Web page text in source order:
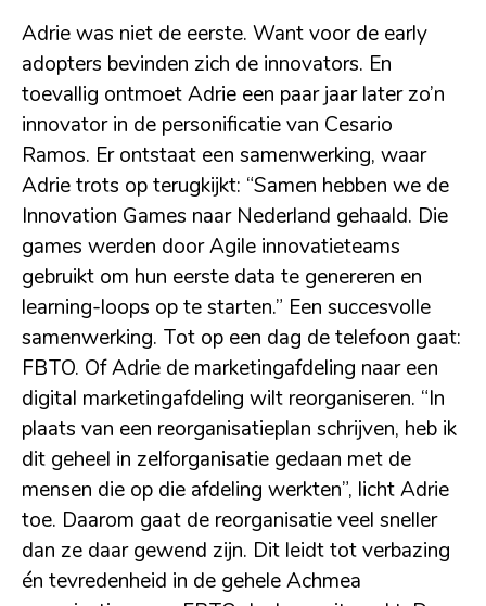
Adrie was niet de eerste. Want voor de early
adopters bevinden zich de innovators. En
toevallig ontmoet Adrie een paar jaar later zo’n
innovator in de personificatie van Cesario
Ramos. Er ontstaat een samenwerking, waar
Adrie trots op terugkijkt: “Samen hebben we de
Innovation Games naar Nederland gehaald. Die
games werden door Agile innovatieteams
gebruikt om hun eerste data te genereren en
learning-loops op te starten.” Een succesvolle
samenwerking. Tot op een dag de telefoon gaat:
FBTO. Of Adrie de marketingafdeling naar een
digital marketingafdeling wilt reorganiseren. “In
plaats van een reorganisatieplan schrijven, heb ik
dit geheel in zelforganisatie gedaan met de
mensen die op die afdeling werkten”, licht Adrie
toe. Daarom gaat de reorganisatie veel sneller
dan ze daar gewend zijn. Dit leidt tot verbazing
én tevredenheid in de gehele Achmea